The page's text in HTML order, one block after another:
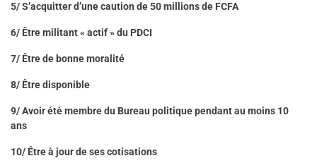
5/ S’acquitter d’une caution de 50 millions de FCFA
6/ Être militant « actif » du PDCI
7/ Être de bonne moralité
8/ Être disponible
9/ Avoir été membre du Bureau politique pendant au moins 10
ans
10/ Être à jour de ses cotisations